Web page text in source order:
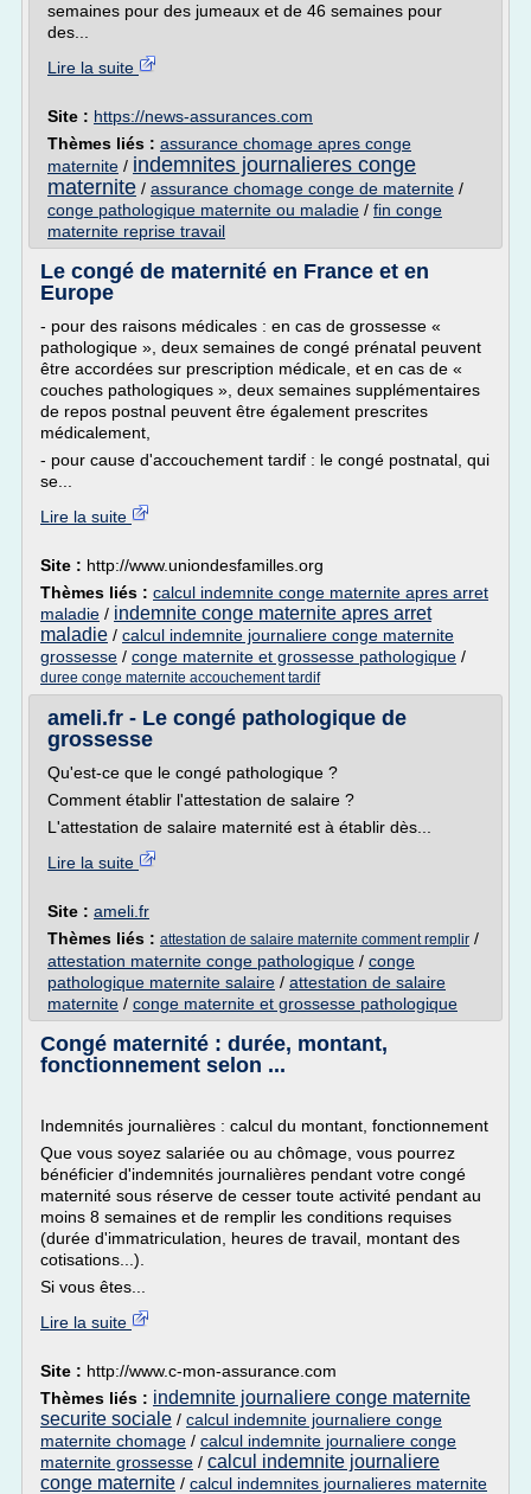
semaines pour des jumeaux et de 46 semaines pour
des...
Lire la suite
Site : https://news-assurances.com
Thèmes liés : assurance chomage apres conge
maternite / indemnites journalieres conge
maternite / assurance chomage conge de maternite /
conge pathologique maternite ou maladie / fin conge
maternite reprise travail
Le congé de maternité en France et en
Europe
- pour des raisons médicales : en cas de grossesse «
pathologique », deux semaines de congé prénatal peuvent
être accordées sur prescription médicale, et en cas de «
couches pathologiques », deux semaines supplémentaires
de repos postnal peuvent être également prescrites
médicalement,
- pour cause d'accouchement tardif : le congé postnatal, qui
se...
Lire la suite
Site : http://www.uniondesfamilles.org
Thèmes liés : calcul indemnite conge maternite apres arret
maladie / indemnite conge maternite apres arret
maladie / calcul indemnite journaliere conge maternite
grossesse / conge maternite et grossesse pathologique /
duree conge maternite accouchement tardif
ameli.fr - Le congé pathologique de
grossesse
Qu'est-ce que le congé pathologique ?
Comment établir l'attestation de salaire ?
L'attestation de salaire maternité est à établir dès...
Lire la suite
Site : ameli.fr
Thèmes liés : attestation de salaire maternite comment remplir /
attestation maternite conge pathologique / conge
pathologique maternite salaire / attestation de salaire
maternite / conge maternite et grossesse pathologique
Congé maternité : durée, montant,
fonctionnement selon ...
Indemnités journalières : calcul du montant, fonctionnement
Que vous soyez salariée ou au chômage, vous pourrez
bénéficier d'indemnités journalières pendant votre congé
maternité sous réserve de cesser toute activité pendant au
moins 8 semaines et de remplir les conditions requises
(durée d'immatriculation, heures de travail, montant des
cotisations...).
Si vous êtes...
Lire la suite
Site : http://www.c-mon-assurance.com
Thèmes liés : indemnite journaliere conge maternite
securite sociale / calcul indemnite journaliere conge
maternite chomage / calcul indemnite journaliere conge
maternite grossesse / calcul indemnite journaliere
conge maternite / calcul indemnites journalieres maternite